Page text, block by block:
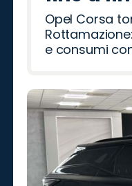
Opel Corsa
e consumi